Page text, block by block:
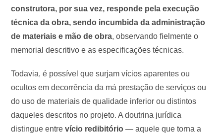
construtora, por sua vez, responde pela execução
técnica da obra, sendo incumbida da administração
de materiais e mão de obra, observando fielmente o
memorial descritivo e as especificações técnicas.
Todavia, é possível que surjam vícios aparentes ou
ocultos em decorrência da má prestação de serviços ou
do uso de materiais de qualidade inferior ou distintos
daqueles descritos no projeto. A doutrina jurídica
distingue entrevício redibitório — aquele que torna a